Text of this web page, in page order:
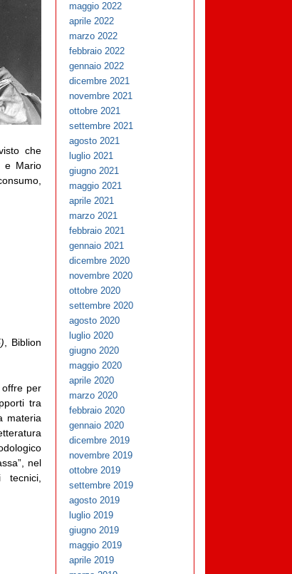
che
e Mario
, Biblion
per
tra
materia
nel
tecnici,
maggio 2022
aprile 2022
marzo 2022
febbraio 2022
gennaio 2022
dicembre 2021
novembre 2021
ottobre 2021
settembre 2021
agosto 2021
luglio 2021
giugno 2021
maggio 2021
aprile 2021
marzo 2021
febbraio 2021
gennaio 2021
dicembre 2020
novembre 2020
ottobre 2020
settembre 2020
agosto 2020
luglio 2020
giugno 2020
maggio 2020
aprile 2020
marzo 2020
febbraio 2020
gennaio 2020
dicembre 2019
novembre 2019
ottobre 2019
settembre 2019
agosto 2019
luglio 2019
giugno 2019
maggio 2019
aprile 2019